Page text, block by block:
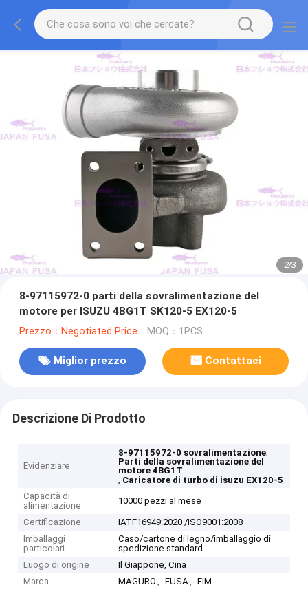
2/3
8-97115972-0 parti della sovralimentazione del
motore per ISUZU 4BG1T SK120-5 EX120-5
Prezzo：Negotiated Price MOQ：1PCS
Miglior prezzo Contattaci
Descrizione Di Prodotto
Evidenziare
8-97115972-0 sovralimentazione,
Parti della sovralimentazione del
motore 4BG1T
, Caricatore di turbo di isuzu EX120-5
Capacità di
alimentazione
10000 pezzi al mese
Certificazione
IATF16949:2020 /ISO9001:2008
Imballaggi
particolari
Caso/cartone di legno/imballaggio di
spedizione standard
Luogo di origine
Il Giappone, Cina
Marca
MAGURO、FUSA、FIM